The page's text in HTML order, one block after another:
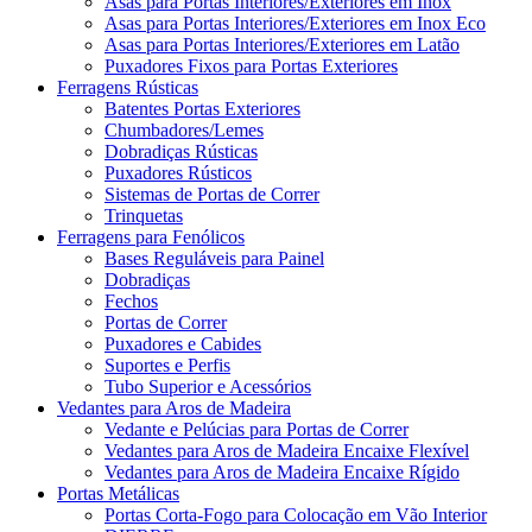
Asas para Portas Interiores/Exteriores em Inox Eco
Asas para Portas Interiores/Exteriores em Latão
Puxadores Fixos para Portas Exteriores
Ferragens Rústicas
Batentes Portas Exteriores
Chumbadores/Lemes
Dobradiças Rústicas
Puxadores Rústicos
Sistemas de Portas de Correr
Trinquetas
Ferragens para Fenólicos
Bases Reguláveis para Painel
Dobradiças
Fechos
Portas de Correr
Puxadores e Cabides
Suportes e Perfis
Tubo Superior e Acessórios
Vedantes para Aros de Madeira
Vedante e Pelúcias para Portas de Correr
Vedantes para Aros de Madeira Encaixe Flexível
Vedantes para Aros de Madeira Encaixe Rígido
Portas Metálicas
Portas Corta-Fogo para Colocação em Vão Interior